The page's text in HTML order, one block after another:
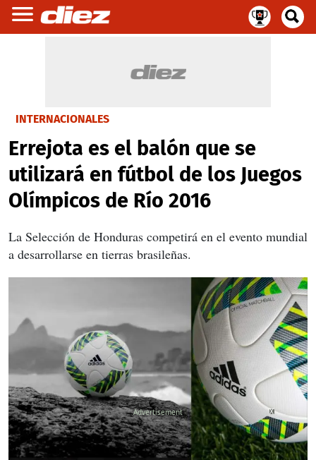
INTERNACIONALES
Errejota es el balón que se
utilizará en fútbol de los Juegos
Olímpicos de Río 2016
La Selección de Honduras competirá en el evento mundial
a desarrollarse en tierras brasileñas.
X
X